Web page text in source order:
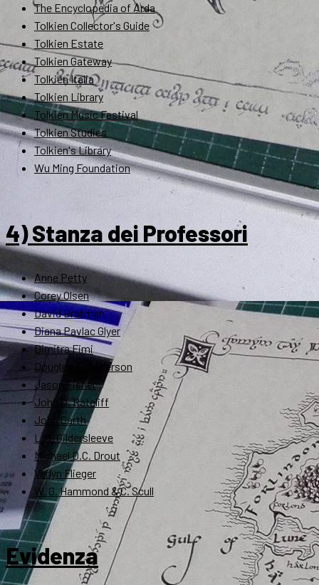
The Encyclopedia of Arda
Tolkien Collector's Guide
Tolkien Estate
Tolkien Gateway
Tolkien Italia
Tolkien Library
Tolkien Music Festival
Tolkien Studies
Tolkien's Library
Wu Ming Foundation
4) Stanza dei Professori
Anne Petty
Corey Olsen
David Bratman
Diana Pavlac Glyer
Dimitra Fimi
Douglas A. Anderson
Jason Fisher
John D. Rateliff
John Garth
L.M. Gildersleeve
Michael D.C. Drout
Verlyn Flieger
W. G. Hammond & C. Scull
Evidenza